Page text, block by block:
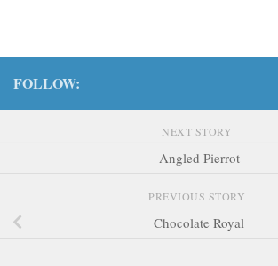
FOLLOW:
NEXT STORY
Angled Pierrot
PREVIOUS STORY
Chocolate Royal